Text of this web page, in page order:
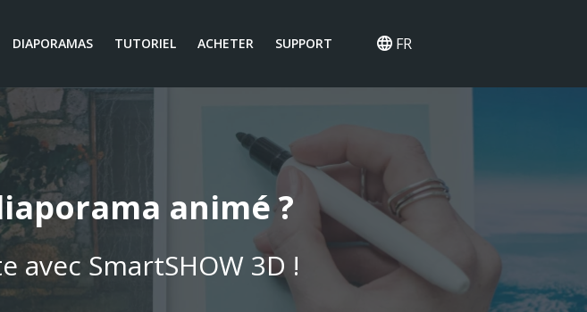
DIAPORAMAS TUTORIEL ACHETER SUPPORT FR
animé ?
avec SmartSHOW 3D !